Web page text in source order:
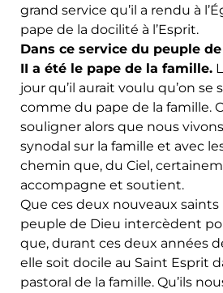
grand service qu’il a rendu à
pape de la docilité à l’Esprit.
Dans ce service du peuple
II a été le pape de la famille.
jour qu’il aurait voulu qu’on se
comme du pape de la famille.
souligner alors que nous
synodal sur la famille et avec
chemin que, du Ciel,
accompagne et soutient.
Que ces deux nouveaux
peuple de Dieu intercèdent
que, durant ces deux années
elle soit docile au Saint Esprit
pastoral de la famille. Qu’ils